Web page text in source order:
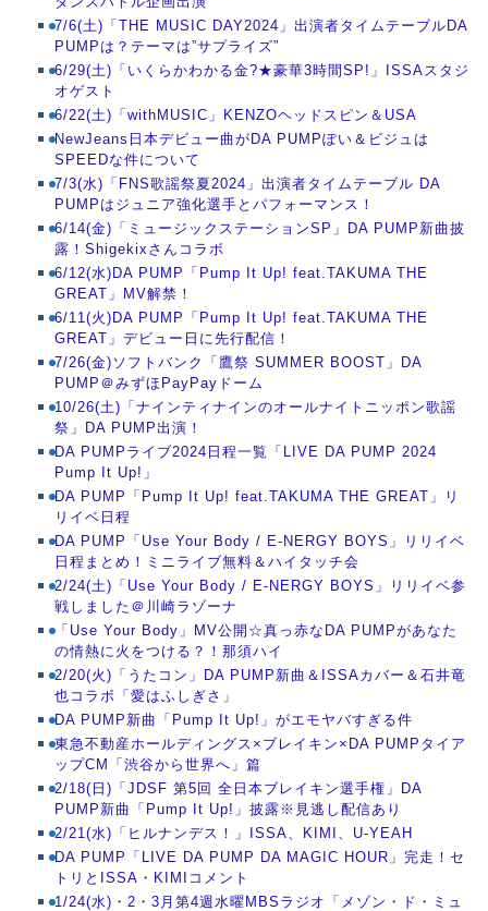
7/6(土)「THE MUSIC DAY2024」出演者タイムテーブルDA
PUMPは？テーマは”サプライズ”
6/29(土)「いくらかわかる金?★豪華3時間SP!」ISSAスタジ
オゲスト
6/22(土)「withMUSIC」KENZOヘッドスピン＆USA
NewJeans日本デビュー曲がDA PUMPぽい＆ビジュは
SPEEDな件について
7/3(水)「FNS歌謡祭夏2024」出演者タイムテーブル DA
PUMPはジュニア強化選手とパフォーマンス！
6/14(金)「ミュージックステーションSP」DA PUMP新曲披
露！Shigekixさんコラボ
6/12(水)DA PUMP「Pump It Up! feat.TAKUMA THE
GREAT」MV解禁！
6/11(火)DA PUMP「Pump It Up! feat.TAKUMA THE
GREAT」デビュー日に先行配信！
7/26(金)ソフトバンク「鷹祭 SUMMER BOOST」DA
PUMP＠みずほPayPayドーム
10/26(土)「ナインティナインのオールナイトニッポン歌謡
祭」DA PUMP出演！
DA PUMPライブ2024日程一覧「LIVE DA PUMP 2024
Pump It Up!」
DA PUMP「Pump It Up! feat.TAKUMA THE GREAT」リ
リイベ日程
DA PUMP「Use Your Body / E-NERGY BOYS」リリイベ
日程まとめ！ミニライブ無料＆ハイタッチ会
2/24(土)「Use Your Body / E-NERGY BOYS」リリイベ参
戦しました＠川崎ラゾーナ
「Use Your Body」MV公開☆真っ赤なDA PUMPがあなた
の情熱に火をつける？！那須ハイ
2/20(火)「うたコン」DA PUMP新曲＆ISSAカバー＆石井竜
也コラボ「愛はふしぎさ」
DA PUMP新曲「Pump It Up!」がエモヤバすぎる件
東急不動産ホールディングス×ブレイキン×DA PUMPタイア
ップCM「渋谷から世界へ」篇
2/18(日)「JDSF 第5回 全日本ブレイキン選手権」DA
PUMP新曲「Pump It Up!」披露※見逃し配信あり
2/21(水)「ヒルナンデス！」ISSA、KIMI、U-YEAH
DA PUMP「LIVE DA PUMP DA MAGIC HOUR」完走！セ
トリとISSA・KIMIコメント
1/24(水)・2・3月第4週水曜MBSラジオ「メゾン・ド・ミュ